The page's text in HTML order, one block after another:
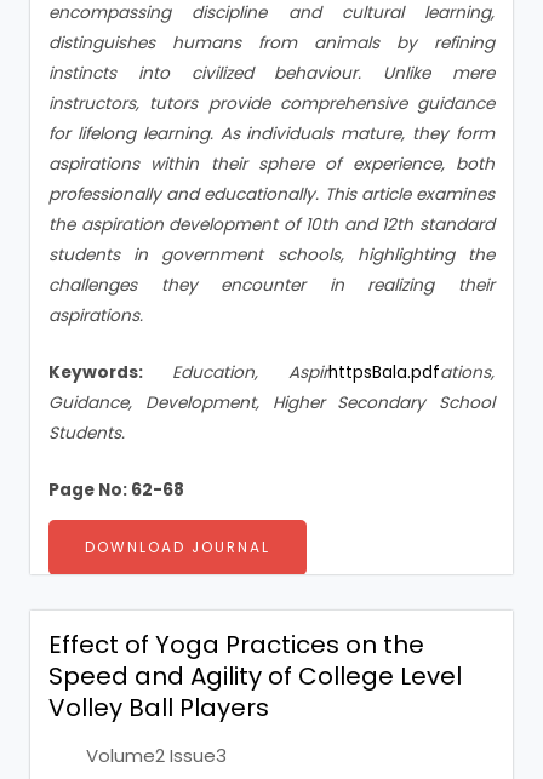
encompassing discipline and cultural learning,
distinguishes humans from animals by refining
instincts into civilized behaviour. Unlike mere
instructors, tutors provide comprehensive guidance
for lifelong learning. As individuals mature, they form
aspirations within their sphere of experience, both
professionally and educationally. This article examines
the aspiration development of 10th and 12th standard
students in government schools, highlighting the
challenges they encounter in realizing their
aspirations.
Keywords: Education, AspirhttpsBala.pdfations,
Guidance, Development, Higher Secondary School
Students.
Page No: 62-68
DOWNLOAD JOURNAL
Effect of Yoga Practices on the
Speed and Agility of College Level
Volley Ball Players
Volume2 Issue3